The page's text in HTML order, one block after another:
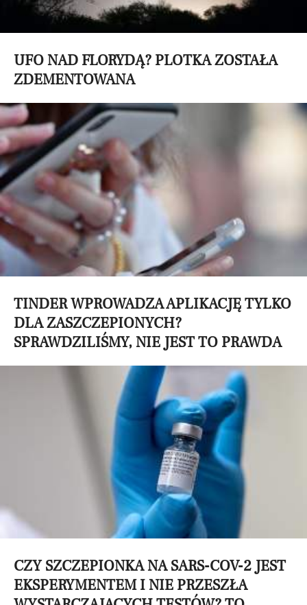
UFO NAD FLORYDĄ? PLOTKA ZOSTAŁA
ZDEMENTOWANA
TINDER WPROWADZA APLIKACJĘ TYLKO
DLA ZASZCZEPIONYCH?
SPRAWDZILIŚMY, NIE JEST TO PRAWDA
CZY SZCZEPIONKA NA SARS-COV-2 JEST
EKSPERYMENTEM I NIE PRZESZŁA